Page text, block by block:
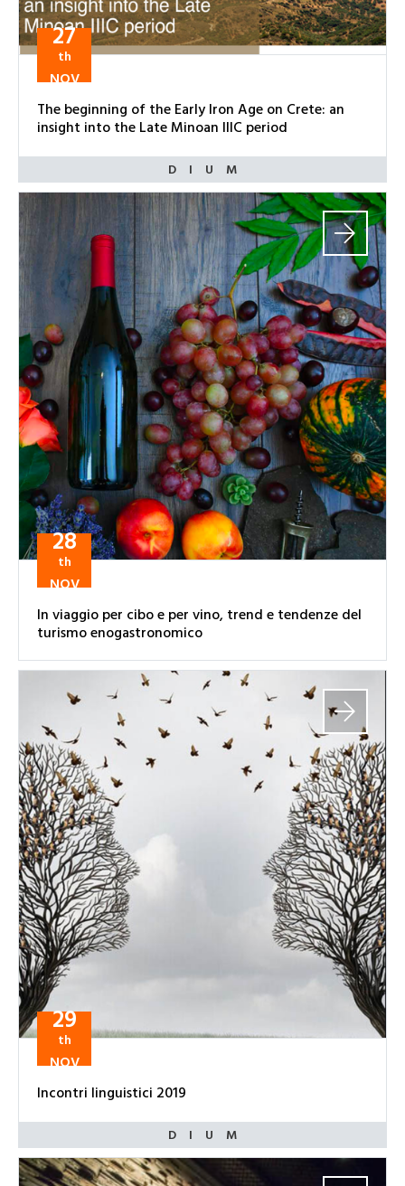
27
th
NOV
The beginning of the Early Iron Age on Crete: an
insight into the Late Minoan IIIC period
28
th
NOV
In viaggio per cibo e per vino, trend e tendenze del
turismo enogastronomico
29
th
NOV
Incontri linguistici 2019